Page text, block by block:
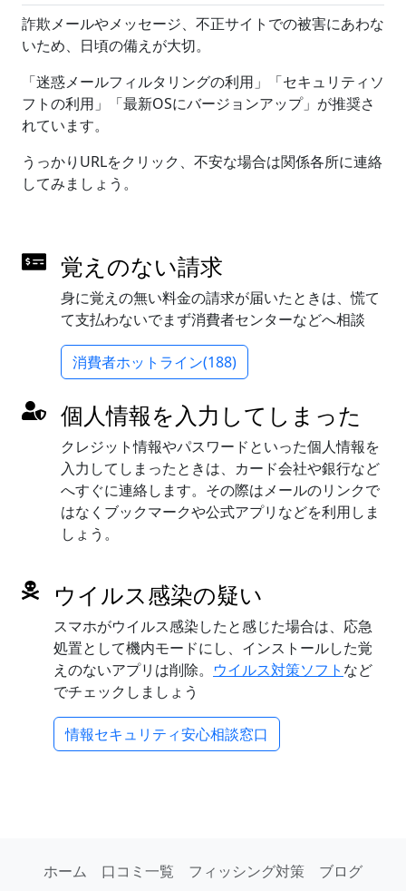
詐欺メールやメッセージ、不正サイトでの被害にあわな
いため、日頃の備えが大切。
「迷惑メールフィルタリングの利用」「セキュリティソ
フトの利用」「最新OSにバージョンアップ」が推奨さ
れています。
うっかりURLをクリック、不安な場合は関係各所に連絡
してみましょう。
覚えのない請求
身に覚えの無い料金の請求が届いたときは、慌て
て支払わないでまず消費者センターなどへ相談
消費者ホットライン(188)
個人情報を入力してしまった
クレジット情報やパスワードといった個人情報を
入力してしまったときは、カード会社や銀行など
へすぐに連絡します。その際はメールのリンクで
はなくブックマークや公式アプリなどを利用しま
しょう。
ウイルス感染の疑い
スマホがウイルス感染したと感じた場合は、応急
処置として機内モードにし、インストールした覚
えのないアプリは削除。 ウイルス対策ソフト など
でチェックしましょう
情報セキュリティ安心相談窓口
ホーム 口コミ一覧 フィッシング対策 ブログ